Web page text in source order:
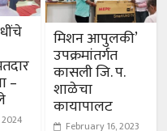
–
मिशन आपुलकी’
उपक्रमांतर्गत
कासली जि. प.
शाळेचा
कायापालट
February 16, 2023